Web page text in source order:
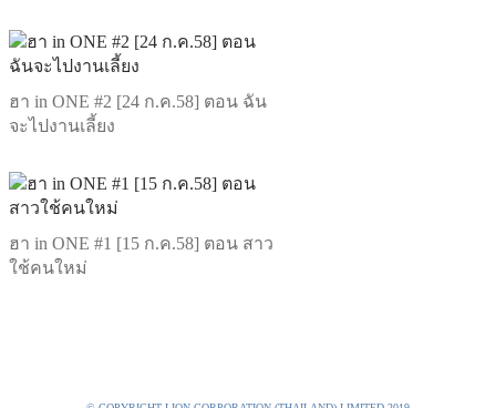
ฮา in ONE #2 [24 ก.ค.58] ตอน ฉัน
จะไปงานเลี้ยง
ฮา in ONE #1 [15 ก.ค.58] ตอน สาว
ใช้คนใหม่